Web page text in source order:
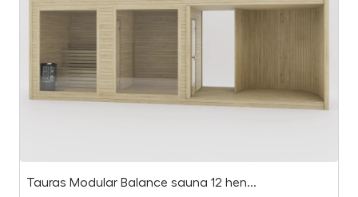
Tauras Modular Balance sauna 12 hen...